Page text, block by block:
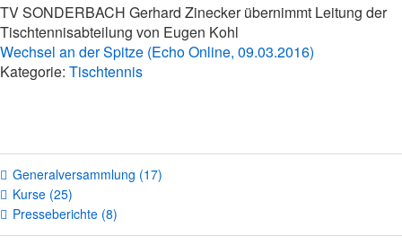
TV SONDERBACH Gerhard Zinecker übernimmt Leitung der
Tischtennisabteilung von Eugen Kohl
Wechsel an der Spitze (Echo Online, 09.03.2016)
Kategorie: Tischtennis
Generalversammlung (17)
Kurse (25)
Presseberichte (8)